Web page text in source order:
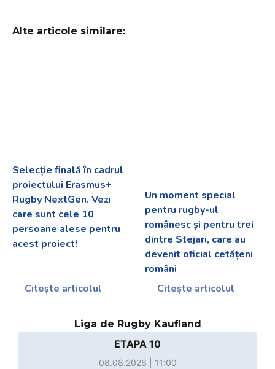
Alte articole similare:
Selecție finală în cadrul
proiectului Erasmus+
Rugby NextGen. Vezi
care sunt cele 10
persoane alese pentru
acest proiect!
Citește articolul
Un moment special
pentru rugby-ul
românesc și pentru trei
dintre Stejari, care au
devenit oficial cetățeni
români
Citește articolul
Liga de Rugby Kaufland
ETAPA 10
08.08.2026 | 11:00